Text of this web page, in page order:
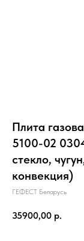
Плита
5100-02
стекло,
конвекция)
ГЕФЕСТ Беларусь
35900,00 р.